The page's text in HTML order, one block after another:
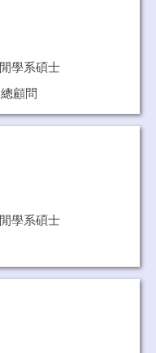
學系碩士
顧問
學系碩士